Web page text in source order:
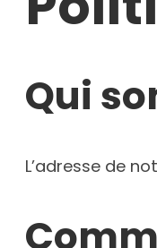
Qui
L’adresse de